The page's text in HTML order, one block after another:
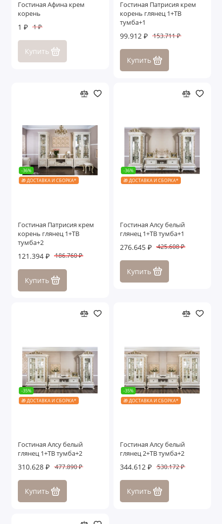
Гостиная Афина крем
корень
1 ₽ 1 ₽
Купить
Гостиная Патрисия крем
корень глянец 1+ТВ
тумба+1
99.912 ₽ 153.711 ₽
Купить
-36%
🎁 ДОСТАВКА И СБОРКА*
Гостиная Патрисия крем
корень глянец 1+ТВ
тумба+2
121.394 ₽ 186.760 ₽
Купить
-36%
🎁 ДОСТАВКА И СБОРКА*
Гостиная Алсу белый
глянец 1+ТВ тумба+1
276.645 ₽ 425.608 ₽
Купить
-35%
🎁 ДОСТАВКА И СБОРКА*
Гостиная Алсу белый
глянец 1+ТВ тумба+2
310.628 ₽ 477.890 ₽
Купить
-35%
🎁 ДОСТАВКА И СБОРКА*
Гостиная Алсу белый
глянец 2+ТВ тумба+2
344.612 ₽ 530.172 ₽
Купить